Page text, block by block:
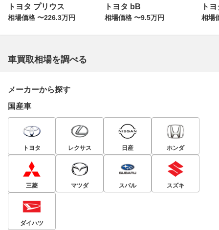
トヨタ プリウス
相場価格 〜226.3万円
トヨタ bB
相場価格 〜9.5万円
ト
相場
車買取相場を調べる
メーカーから探す
国産車
トヨタ レクサス 日産 ホンダ
三菱 マツダ スバル スズキ
ダイハツ